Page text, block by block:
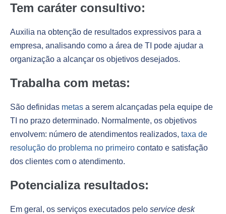
Tem caráter consultivo:
Auxilia na obtenção de resultados expressivos para a
empresa, analisando como a área de TI pode ajudar a
organização a alcançar os objetivos desejados.
Trabalha com metas:
São definidas metas a serem alcançadas pela equipe de
TI no prazo determinado. Normalmente, os objetivos
envolvem: número de atendimentos realizados, taxa de
resolução do problema no primeiro contato e satisfação
dos clientes com o atendimento.
Potencializa resultados:
Em geral, os serviços executados pelo service desk